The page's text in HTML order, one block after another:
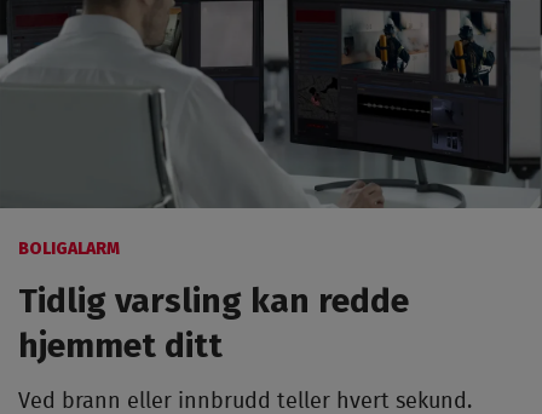
BOLIGALARM
Tidlig varsling kan redde
hjemmet ditt
Ved brann eller innbrudd teller hvert sekund.